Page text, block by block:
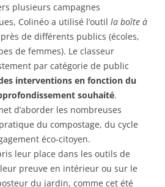
plusieurs campagnes
Colinéo a utilisé l’outil la boîte à
de différents publics (écoles,
de femmes). Le classeur
par catégorie de public
interventions en fonction du
souhaité.
d’aborder les nombreuses
du compostage, du cycle
éco-citoyen.
leur place dans les outils de
preuve en intérieur ou sur le
du jardin, comme cet été